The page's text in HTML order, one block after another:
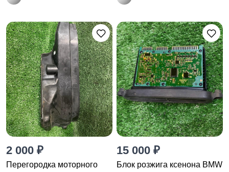
2 000 ₽
Перегородка моторного
15 000 ₽
Блок розжига ксенона BMW